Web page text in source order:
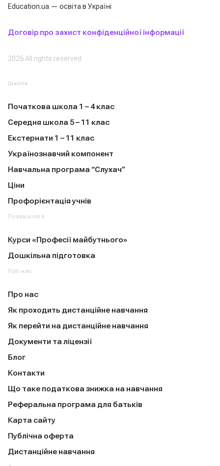
Education.ua — освіта в Україні
Договір про захист конфіденційної інформації
2026 All rights reserved
Школа
Початкова школа 1 – 4 клас
Середня школа 5 – 11 клас
Екстернати 1 – 11 клас
Українознавчий компонент
Навчальна програма “Слухач”
Ціни
Профорієнтація учнів
Позашкілля
Курси «Професії майбутнього»
Дошкільна підготовка
Про нас
Про нас
Як проходить дистанційне навчання
Як перейти на дистанційне навчання
Документи та ліцензії
Блог
Контакти
Що таке податкова знижка на навчання
Реферальна програма для батьків
Карта сайту
Публічна оферта
Дистанційне навчання